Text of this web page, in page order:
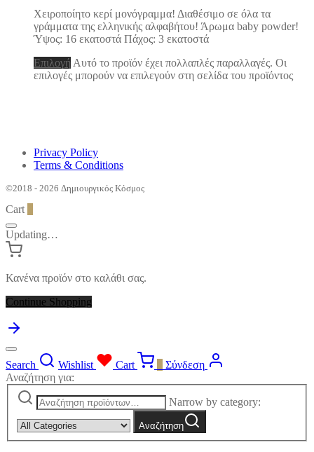
Χειροποίητο κερί μονόγραμμα! Διαθέσιμο σε όλα τα
γράμματα της ελληνικής αλφαβήτου! Άρωμα baby powder!
Ύψος: 16 εκατοστά Πάχος: 3 εκατοστά
Επιλογή Αυτό το προϊόν έχει πολλαπλές παραλλαγές. Οι
επιλογές μπορούν να επιλεγούν στη σελίδα του προϊόντος
Privacy Policy
Terms & Conditions
©2018 - 2026 Δημιουργικός Κόσμος
Cart
Updating…
Κανένα προϊόν στο καλάθι σας.
Continue Shopping
Search Wishlist Cart
Σύνδεση
Αναζήτηση για:
Narrow by category:
Αναζήτηση